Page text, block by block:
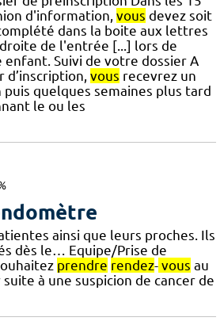
d'information, vous devez soit
dans la boite aux lettres
de l'entrée [...] lors de
enfant. Suivi de votre dossier A
d’inscription, vous recevrez un
quelques semaines plus tard
le ou les
ainsi que leurs proches. Ils
dès le… Equipe/Prise de
prendre rendez- vous au
à une suspicion de cancer de